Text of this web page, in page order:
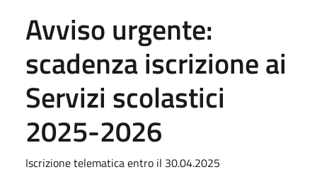
Avviso urgente:
scadenza iscrizione ai
Servizi scolastici
2025-2026
Iscrizione telematica entro il 30.04.2025